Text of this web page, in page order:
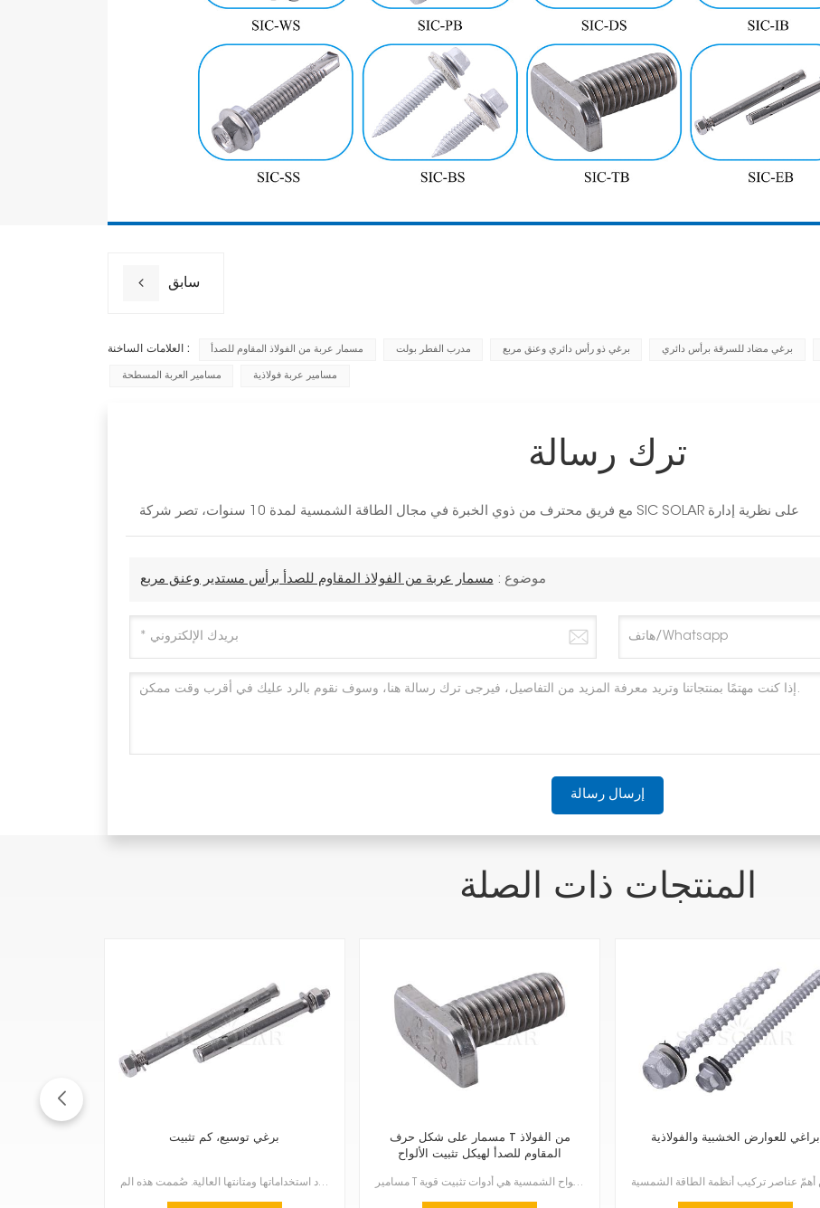
سابق
العلامات الساخنة : مسمار عربة من الفولاذ المقاوم للصدأ مدرب الفطر بولت برغي ذو رأس دائري وعنق مربع برغي مضاد للسرقة برأس دائري
مسامير العربة المسطحة مسامير عربة فولاذية
ترك رسالة
مع فريق محترف من ذوي الخبرة في مجال الطاقة الشمسية لمدة 10 سنوات، تصر شركة SIC SOLAR على نظرية إدارة
موضوع : مسمار عربة من الفولاذ المقاوم للصدأ برأس مستدير وعنق مربع
إرسال رسالة
المنتجات ذات الصلة
برغي توسيع، كم تثبيت
تتميز مثبتات التثبيت ذات الأكمام والبراغي التمددية بتعدد استخداماتها ومتانتها العالية. صُممت هذه الم...
مسمار على شكل حرف T من الفولاذ
المقاوم للصدأ لهيكل تثبيت الألواح
مسامير T المصنوعة من الفولاذ المقاوم للصدأ والمخصصة لهياكل تثبيت الألواح الشمسية هي أدوات تثبيت قوية...
براغي للعوارض الخشبية والفولاذية